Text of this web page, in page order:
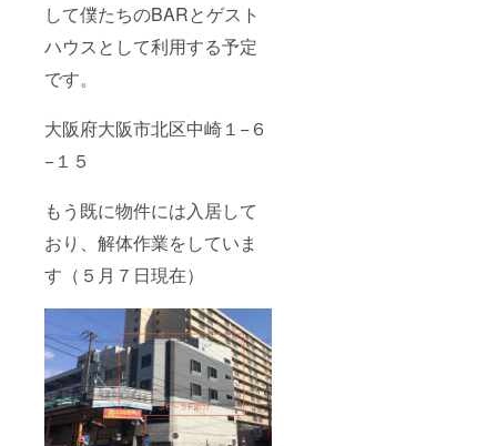
して僕たちのBARとゲスト
ハウスとして利用する予定
です。
大阪府大阪市北区中崎１−６
−１５
もう既に物件には入居して
おり、解体作業をしていま
す（５月７日現在）